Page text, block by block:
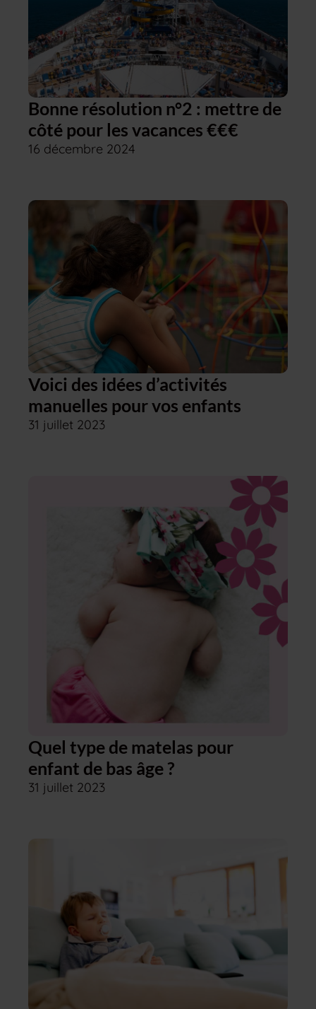
Bonne résolution n°2 : mettre de
côté pour les vacances €€€
16 décembre 2024
Voici des idées d’activités
manuelles pour vos enfants
31 juillet 2023
Quel type de matelas pour
enfant de bas âge ?
31 juillet 2023